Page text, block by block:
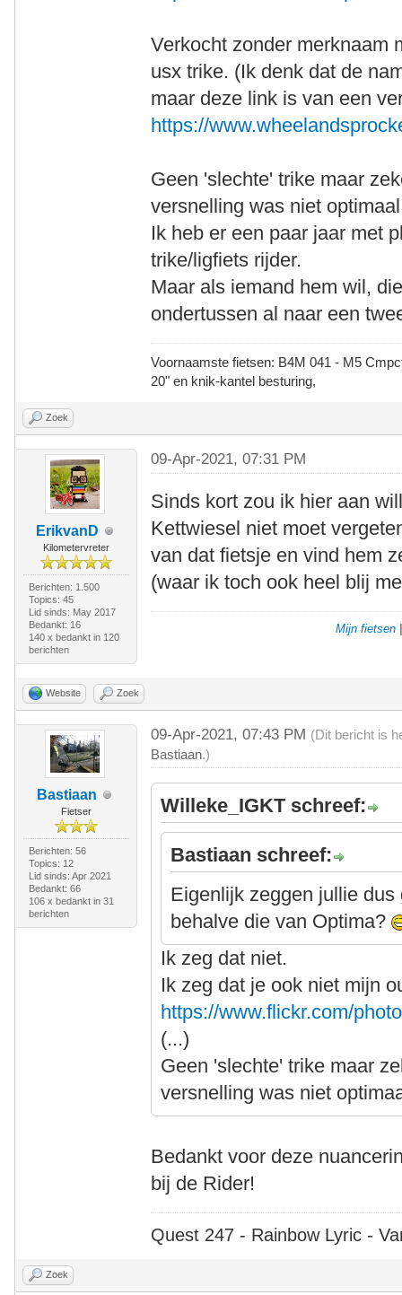
Verkocht zonder merknaam
usx trike. (Ik denk dat de
maar deze link is van een
https://
Geen 'slechte' trike maar
versnelling was niet
Ik heb er een paar jaar met
trike/ligfiets rijder.
Maar als iemand hem wil,
ondertussen al naar een
Voornaamste fietsen: B4M 041 - M5
20" en knik-kantel besturing,
Zoek
ErikvanD
Kilometervreter
Berichten: 1.500
Topics: 45
Lid sinds: May 2017
Bedankt: 16
140 x bedankt in 120
berichten
09-Apr-2021, 07:31 PM
Sinds kort zou ik hier aan
Kettwiesel niet moet
van dat fietsje en vind hem
(waar ik toch ook heel blij
Mijn fietsen
Website Zoek
Bastiaan
Fietser
Berichten: 56
Topics: 12
Lid sinds: Apr 2021
Bedankt: 66
106 x bedankt in 31
berichten
09-Apr-2021, 07:43 PM (Dit bericht is
Bastiaan.)
Willeke_IGKT schreef:
Bastiaan schreef:
Eigenlijk zeggen jullie
behalve die van Optima?
Ik zeg dat niet.
Ik zeg dat je ook niet mijn
https://www.flickr.com/
(...)
Geen 'slechte' trike maar
versnelling was niet
Bedankt voor deze
bij de Rider!
Quest 247 - Rainbow Lyric -
Zoek